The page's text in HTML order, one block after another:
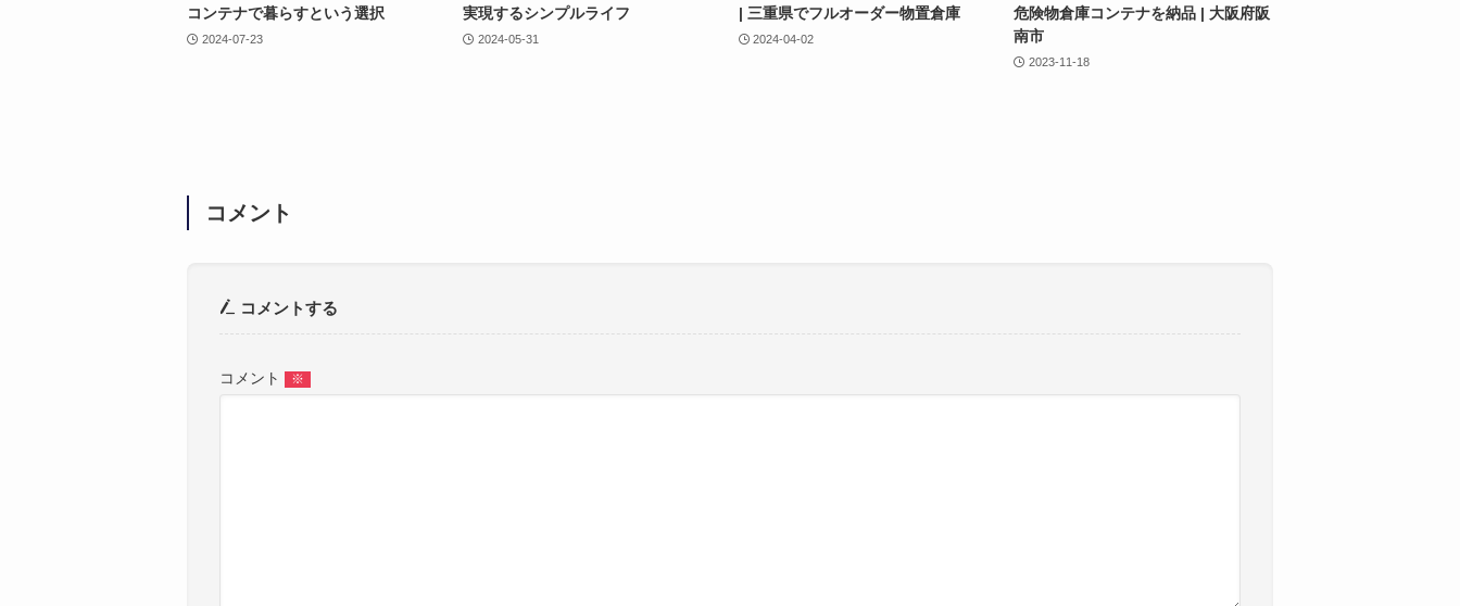
コンテナで暮らすという選択
2024-07-23
実現するシンプルライフ
2024-05-31
| 三重県でフルオーダー物置倉庫
2024-04-02
危険物倉庫コンテナを納品 | 大阪府阪
南市
2023-11-18
コメント
コメントする
コメント ※